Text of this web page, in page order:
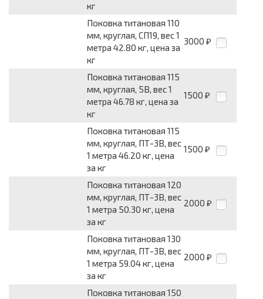
кг
Поковка титановая 110
мм, круглая, СП19, вес 1
метра 42.80 кг, цена за
кг
3000 ₽
Поковка титановая 115
мм, круглая, 5В, вес 1
метра 46.78 кг, цена за
кг
1500 ₽
Поковка титановая 115
мм, круглая, ПТ-3В, вес
1 метра 46.20 кг, цена
за кг
1500 ₽
Поковка титановая 120
мм, круглая, ПТ-3В, вес
1 метра 50.30 кг, цена
за кг
2000 ₽
Поковка титановая 130
мм, круглая, ПТ-3В, вес
1 метра 59.04 кг, цена
за кг
2000 ₽
Поковка титановая 150